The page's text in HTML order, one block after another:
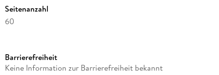
Seitenanzahl
60
Autor/Autorin
Barrierefreiheit
Keine Information zur Barrierefreiheit bekannt